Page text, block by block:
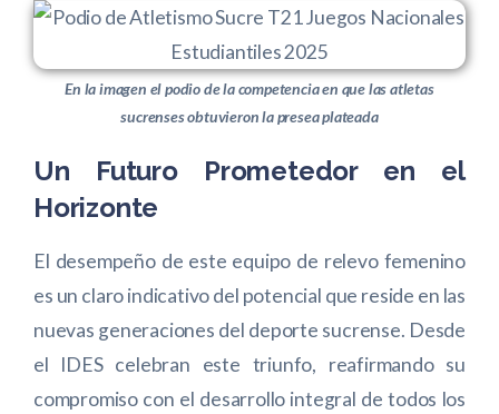
En la imagen el podio de la competencia en que las atletas
sucrenses obtuvieron la presea plateada
Un Futuro Prometedor en el
Horizonte
El desempeño de este equipo de relevo femenino
es un claro indicativo del potencial que reside en las
nuevas generaciones del deporte sucrense. Desde
el IDES celebran este triunfo, reafirmando su
compromiso con el desarrollo integral de todos los